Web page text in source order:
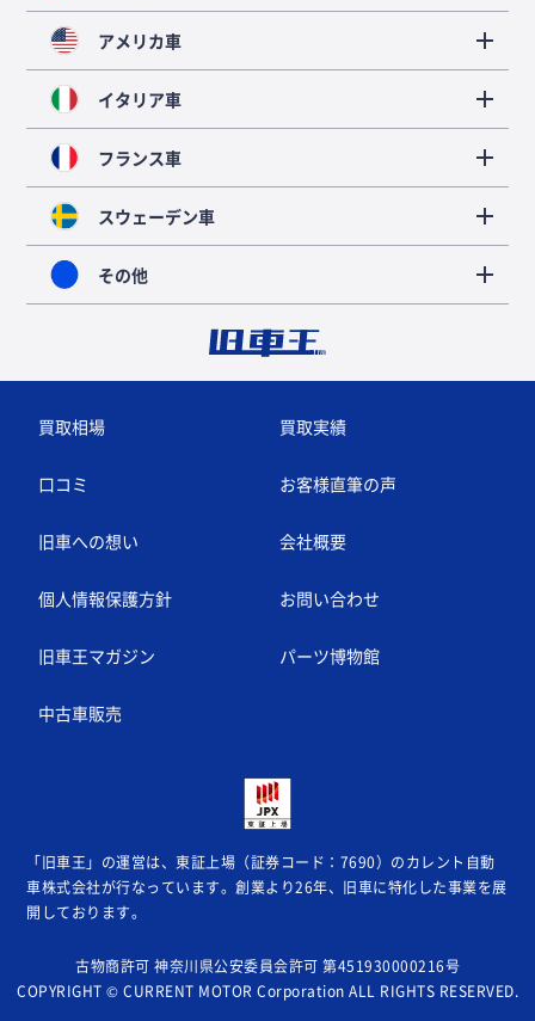
アメリカ車
イタリア車
フランス車
スウェーデン車
その他
買取相場 買取実績
口コミ お客様直筆の声
旧車への想い 会社概要
個人情報保護方針 お問い合わせ
旧車王マガジン パーツ博物館
中古車販売
「旧車王」の運営は、東証上場（証券コード：7690）のカレント自動
車株式会社が行なっています。創業より26年、旧車に特化した事業を展
開しております。
古物商許可 神奈川県公安委員会許可 第451930000216号
COPYRIGHT © CURRENT MOTOR Corporation ALL RIGHTS RESERVED.